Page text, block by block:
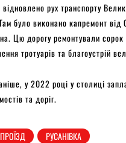
рух транспорту
було виконано капремонт від
Цю дорогу ремонтували сорок
тротуарів та благоустрій
у 2022 році у столиці
та доріг.
РУСАНІВКА